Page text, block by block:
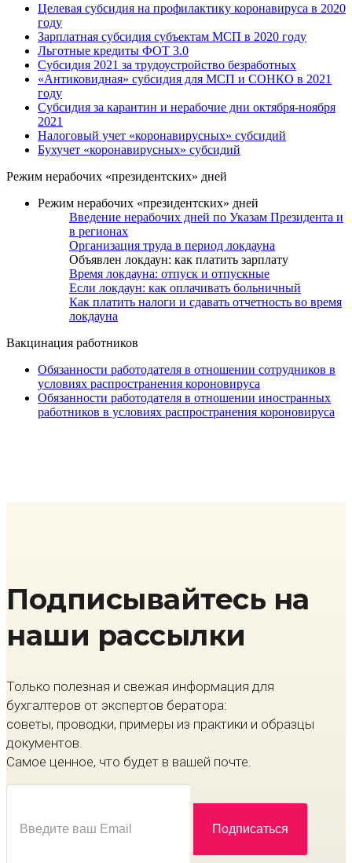
Целевая субсидия на профилактику коронавируса в 2020
году
Зарплатная субсидия субъектам МСП в 2020 году
Льготные кредиты ФОТ 3.0
Субсидия 2021 за трудоустройство безработных
«Антиковидная» субсидия для МСП и СОНКО в 2021
году
Субсидия за карантин и нерабочие дни октября-ноября
2021
Налоговый учет «коронавирусных» субсидий
Бухучет «коронавирусных» субсидий
Режим нерабочих «президентских» дней
Режим нерабочих «президентских» дней
Введение нерабочих дней по Указам Президента и
в регионах
Организация труда в период локдауна
Объявлен локдаун: как платить зарплату
Время локдауна: отпуск и отпускные
Если локдаун: как оплачивать больничный
Как платить налоги и сдавать отчетность во время
локдауна
Вакцинация работников
Обязанности работодателя в отношении сотрудников в
условиях распространения короновируса
Обязанности работодателя в отношении иностранных
работников в условиях распространения короновируса
Подписывайтесь на
наши рассылки
Только полезная и свежая информация для
бухгалтеров от экспертов бератора:
советы, проводки, примеры из практики и образцы
документов.
Самое ценное, что будет в вашей почте.